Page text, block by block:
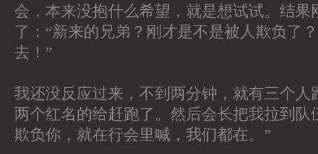
会，本来没抱什么希望，就是想试试。结果
了：“新来的兄弟？刚才是不是被人欺负了
去！”
我还没反应过来，不到两分钟，就有三个人
两个红名的给赶跑了。然后会长把我拉到队
欺负你，就在行会里喊，我们都在。”